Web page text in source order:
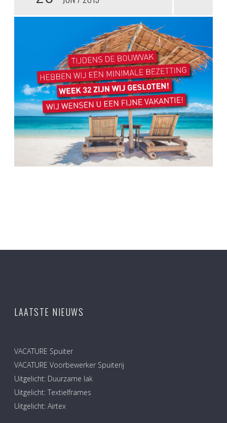
LAATSTE NIEUWS
VACATURE Spuiter
VACATURE Voorbewerker Spuiterij
Uitgelicht: Duurzame lak
Uitgelicht: Textielframes
Uitgelicht: Airtex